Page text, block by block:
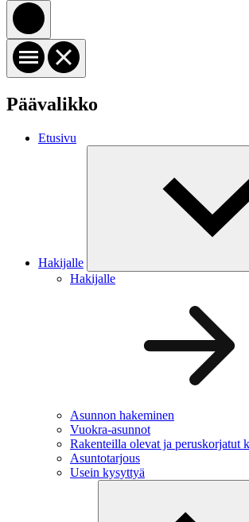
Päävalikko
Etusivu
Hakijalle
Hakijalle
Asunnon hakeminen
Vuokra-asunnot
Rakenteilla olevat ja peruskorjatut
Asuntotarjous
Usein kysyttyä